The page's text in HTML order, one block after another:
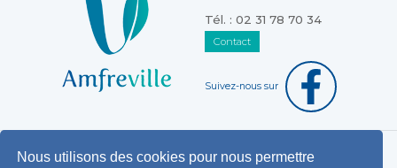
Nous utilisons des cookies pour nous permettre
Tél. : 02 31 78 70 34
Contact
Suivez-nous sur
Horaires d'ouverture au public